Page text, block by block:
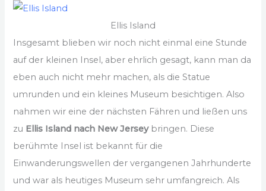
Ellis Island
Insgesamt blieben wir noch nicht einmal eine Stunde
auf der kleinen Insel, aber ehrlich gesagt, kann man da
eben auch nicht mehr machen, als die Statue
umrunden und ein kleines Museum besichtigen. Also
nahmen wir eine der nächsten Fähren und ließen uns
zu Ellis Island nach New Jerseybringen. Diese
berühmte Insel ist bekannt für die
Einwanderungswellen der vergangenen Jahrhunderte
und war als heutiges Museum sehr umfangreich. Als